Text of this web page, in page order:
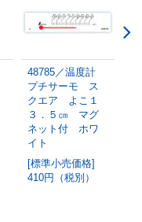
48785／温度計
プチサーモ ス
クエア よこ１
３．５㎝ マグ
ネット付 ホワ
イト
[標準小売価格]
410円（税別）